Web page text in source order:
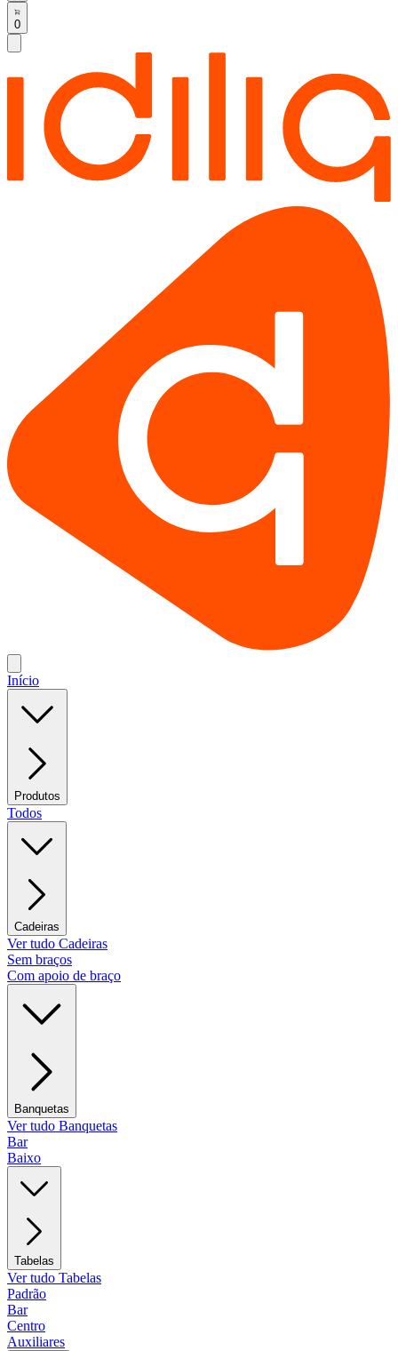
0
Início
Produtos
Todos
Cadeiras
Ver tudo Cadeiras
Sem braços
Com apoio de braço
Banquetas
Ver tudo Banquetas
Bar
Baixo
Tabelas
Ver tudo Tabelas
Padrão
Bar
Centro
Auxiliares